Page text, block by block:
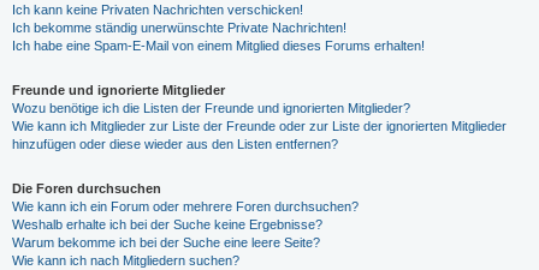
Ich kann keine Privaten Nachrichten verschicken!
Ich bekomme ständig unerwünschte Private Nachrichten!
Ich habe eine Spam-E-Mail von einem Mitglied dieses Forums erhalten!
Freunde und ignorierte Mitglieder
Wozu benötige ich die Listen der Freunde und ignorierten Mitglieder?
Wie kann ich Mitglieder zur Liste der Freunde oder zur Liste der ignorierten Mitglieder
hinzufügen oder diese wieder aus den Listen entfernen?
Die Foren durchsuchen
Wie kann ich ein Forum oder mehrere Foren durchsuchen?
Weshalb erhalte ich bei der Suche keine Ergebnisse?
Warum bekomme ich bei der Suche eine leere Seite?
Wie kann ich nach Mitgliedern suchen?